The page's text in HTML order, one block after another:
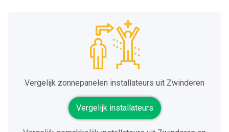
Vergelijk zonnepanelen installateurs uit Zwinderen
Vergelijk installateurs